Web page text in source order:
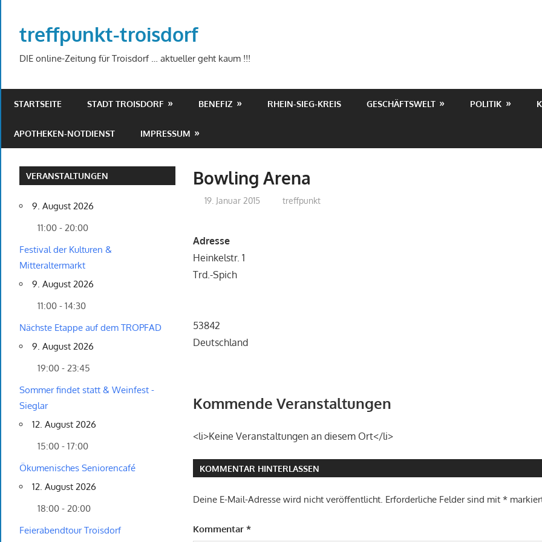
springen
treffpunkt-troisdorf
DIE online-Zeitung für Troisdorf … aktueller geht kaum !!!
STARTSEITE STADT TROISDORF BENEFIZ RHEIN-SIEG-KREIS GESCHÄFTSWELT POLITIK
APOTHEKEN-NOTDIENST IMPRESSUM
Bowling Arena
19. Januar 2015 treffpunkt
Adresse
Heinkelstr. 1
Trd.-Spich
53842
Deutschland
Kommende Veranstaltungen
<li>Keine Veranstaltungen an diesem Ort</li>
KOMMENTAR HINTERLASSEN
Deine E-Mail-Adresse wird nicht veröffentlicht. Erforderliche Felder sind mit*
Kommentar*
VERANSTALTUNGEN
9. August 2026
11:00 - 20:00
Festival der Kulturen &
Mitteraltermarkt
9. August 2026
11:00 - 14:30
Nächste Etappe auf dem TROPFAD
9. August 2026
19:00 - 23:45
Sommer findet statt & Weinfest -
Sieglar
12. August 2026
15:00 - 17:00
Ökumenisches Seniorencafé
12. August 2026
18:00 - 20:00
Feierabendtour Troisdorf